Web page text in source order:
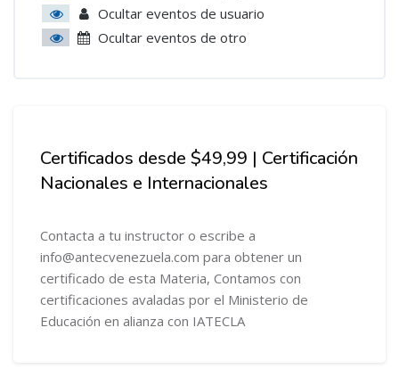
Ocultar eventos de usuario
Ocultar eventos de otro
Certificados desde $49,99 | Certificación
Nacionales e Internacionales
Contacta a tu instructor o escribe a
info@antecvenezuela.com para obtener un
certificado de esta Materia, Contamos con
certificaciones avaladas por el Ministerio de
Educación en alianza con IATECLA